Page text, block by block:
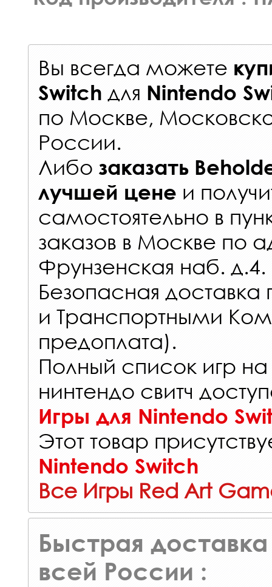
Вы всегда можете
Switch для Nintendo
по Москве,
России.
Либо заказать
лучшей цене и
самостоятельно в
заказов в Москве по
Фрунзенская наб. д.4.
Безопасная
и Транспортными
предоплата).
Полный список игр
нинтендо свитч
Игры для Nintendo
Этот товар
Nintendo Switch
Все Игры Red Art
Быстрая доставка
всей России :